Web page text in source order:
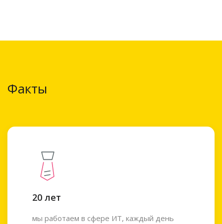
Факты
20 лет
мы работаем в сфере ИТ, каждый день